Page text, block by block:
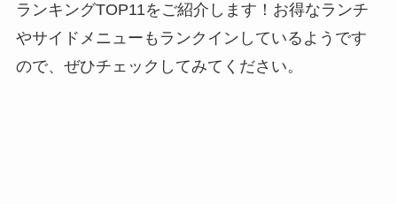
ランキングTOP11をご紹介します！お得なランチ
やサイドメニューもランクインしているようです
ので、ぜひチェックしてみてください。